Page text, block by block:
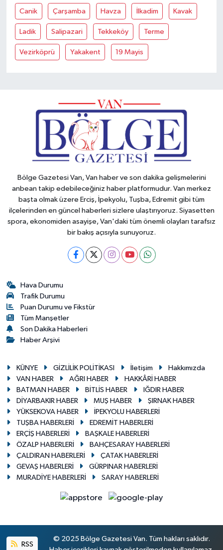
Canik Çarşamba Havza İlkadim Kavak
Ladik Salipazari Tekkeköy Terme
Vezirköprü Yakakent 19 Mayis
Bölge Gazetesi Van, Van haber ve son dakika gelişmelerini
anbean takip edebileceğiniz haber platformudur. Van merkez
başta olmak üzere Erciş, İpekyolu, Tuşba, Edremit gibi tüm
ilçelerinden en güncel haberleri sizlere ulaştırıyoruz. Siyasetten
spora, ekonomiden asayişe, Van'daki tüm önemli olayları tarafsız
bir bakış açısıyla sunuyoruz.
Hava Durumu
Trafik Durumu
Puan Durumu ve Fikstür
Tüm Manşetler
Son Dakika Haberleri
Haber Arşivi
KÜNYE GİZLİLİK POLİTİKASI İletişim
Hakkımızda
VAN HABER
AĞRI HABER
HAKKÂRİ HABER
BATMAN HABER
BİTLİS HABER
IĞDIR HABER
DİYARBAKIR HABER
MUŞ HABER
ŞIRNAK HABER
YÜKSEKOVA HABER
İPEKYOLU HABERLERİ
TUŞBA HABERLERİ
EDREMİT HABERLERİ
ERÇİŞ HABERLERİ
BAŞKALE HABERLERİ
ÖZALP HABERLERİ
BAHÇESARAY HABERLERİ
ÇALDIRAN HABERLERİ
ÇATAK HABERLERİ
GEVAŞ HABERLERİ
GÜRPINAR HABERLERİ
MURADİYE HABERLERİ
SARAY HABERLERİ
RSS
© 2025 Bölge Gazetesi Van. Tüm hakları saklıdır.